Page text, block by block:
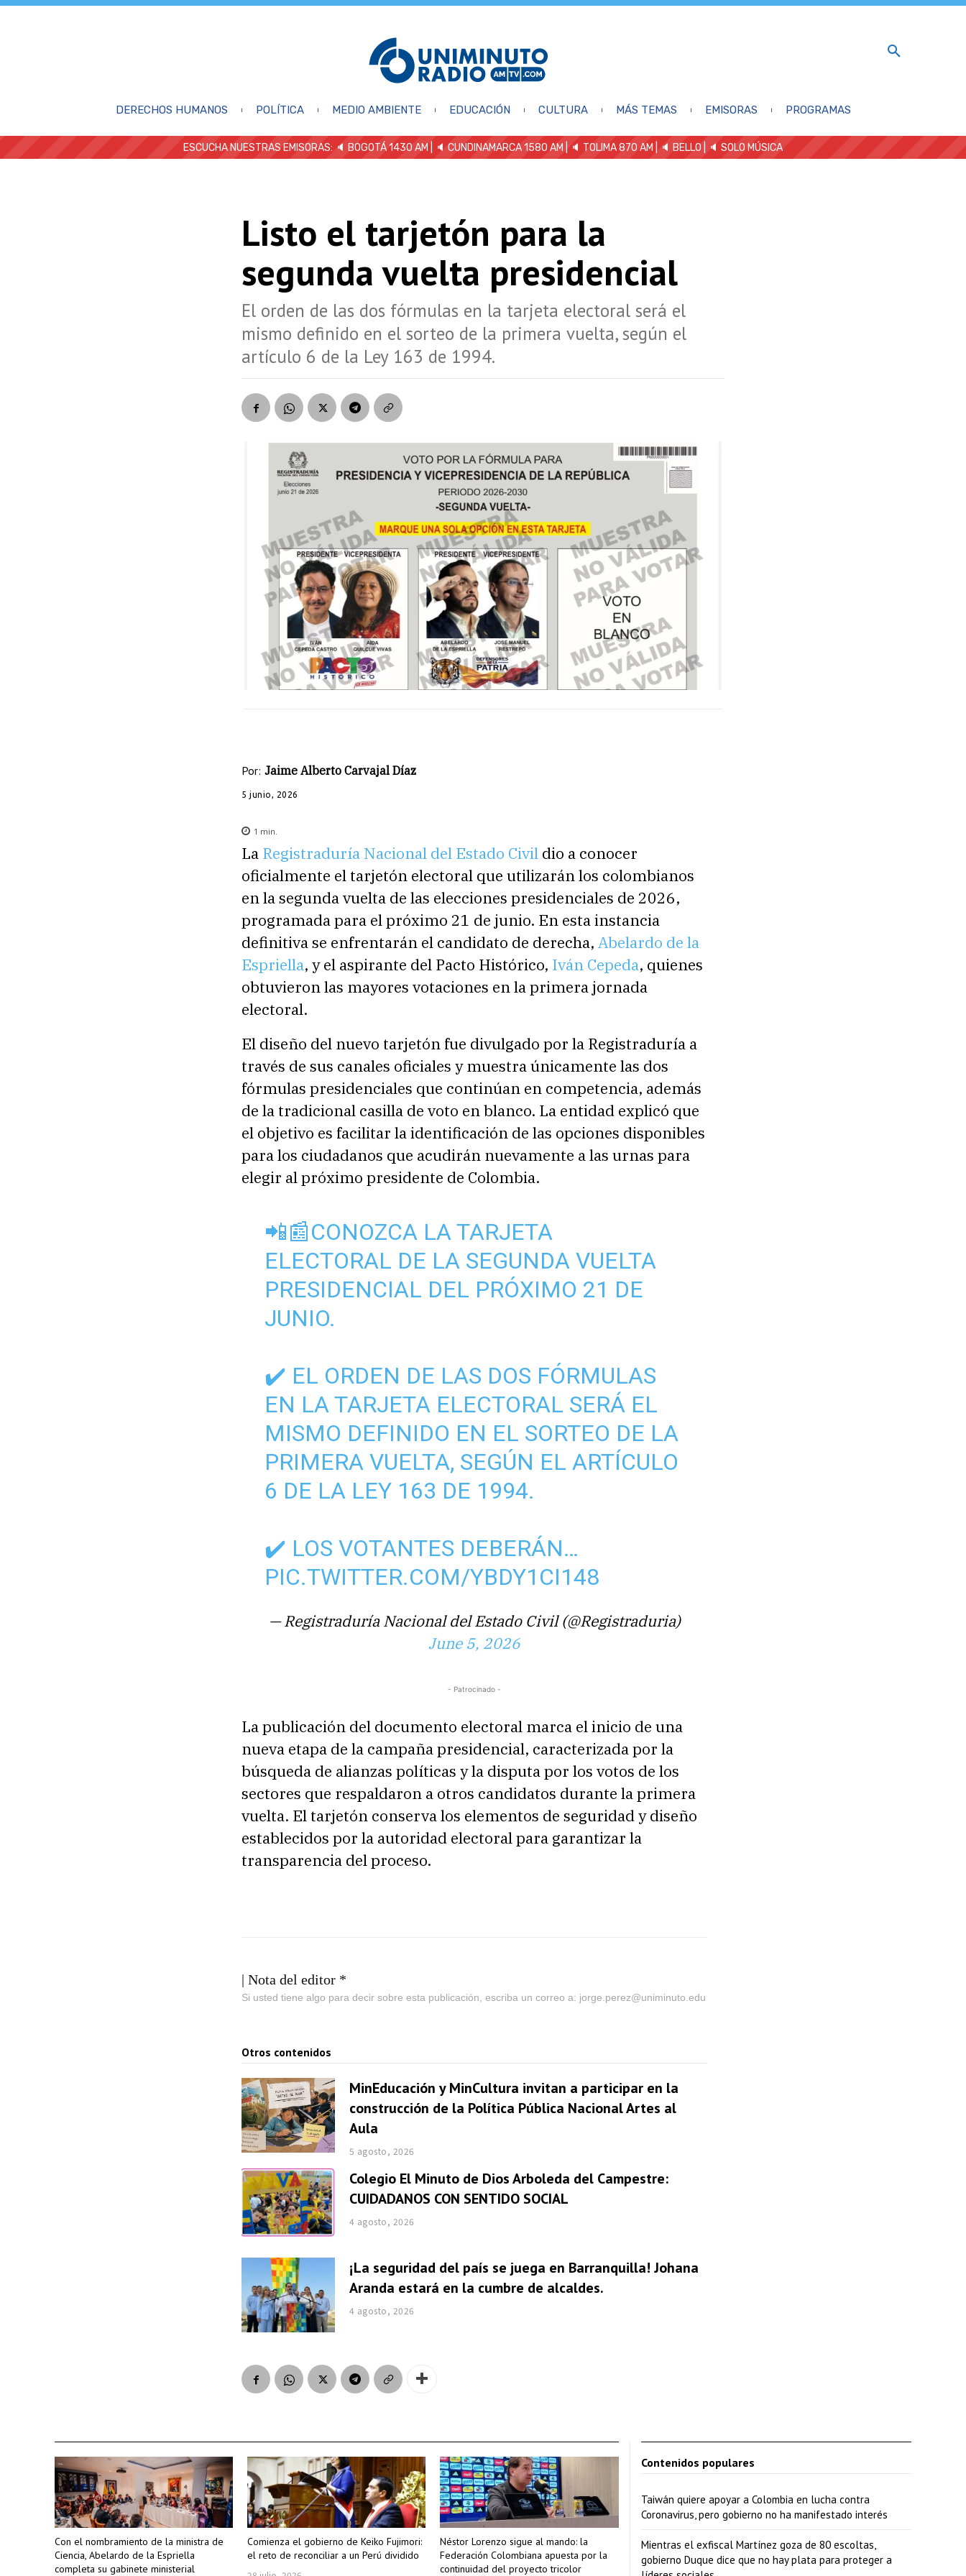
DERECHOS HUMANOS POLÍTICA MEDIO AMBIENTE EDUCACIÓN CULTURA MÁS TEMAS EMISORAS PROGRAMAS
ESCUCHA NUESTRAS EMISORAS: 🔈 BOGOTÁ 1430 AM | 🔈 CUNDINAMARCA 1580 AM | 🔈 TOLIMA 870 AM | 🔈 BELLO 🔈 SOLO MÚSICA
Listo el tarjetón para la
segunda vuelta presidencial
El orden de las dos fórmulas en la tarjeta electoral será el
mismo definido en el sorteo de la primera vuelta, según el
artículo 6 de la Ley 163 de 1994.
Por: Jaime Alberto Carvajal Díaz
5 junio, 2026
1 min.
La Registraduría Nacional del Estado Civil dio a conocer
oficialmente el tarjetón electoral que utilizarán los colombianos
en la segunda vuelta de las elecciones presidenciales de 2026,
programada para el próximo 21 de junio. En esta instancia
definitiva se enfrentarán el candidato de derecha, Abelardo de la
Espriella, y el aspirante del Pacto Histórico, Iván Cepeda, quienes
obtuvieron las mayores votaciones en la primera jornada
electoral.
El diseño del nuevo tarjetón fue divulgado por la Registraduría a
través de sus canales oficiales y muestra únicamente las dos
fórmulas presidenciales que continúan en competencia, además
de la tradicional casilla de voto en blanco. La entidad explicó que
el objetivo es facilitar la identificación de las opciones disponibles
para los ciudadanos que acudirán nuevamente a las urnas para
elegir al próximo presidente de Colombia.
📲📰CONOZCA LA TARJETA
ELECTORAL DE LA SEGUNDA VUELTA
PRESIDENCIAL DEL PRÓXIMO 21 DE
JUNIO.
✔️ EL ORDEN DE LAS DOS FÓRMULAS
EN LA TARJETA ELECTORAL SERÁ EL
MISMO DEFINIDO EN EL SORTEO DE LA
PRIMERA VUELTA, SEGÚN EL ARTÍCULO
6 DE LA LEY 163 DE 1994.
✔️ LOS VOTANTES DEBERÁN…
PIC.TWITTER.COM/YBDY1CI148
— Registraduría Nacional del Estado Civil (@Registraduria)
June 5, 2026
- Patrocinado -
La publicación del documento electoral marca el inicio de una
nueva etapa de la campaña presidencial, caracterizada por la
búsqueda de alianzas políticas y la disputa por los votos de los
sectores que respaldaron a otros candidatos durante la primera
vuelta. El tarjetón conserva los elementos de seguridad y diseño
establecidos por la autoridad electoral para garantizar la
transparencia del proceso.
| Nota del editor *
Si usted tiene algo para decir sobre esta publicación, escriba un correo a: jorge.perez@uniminuto.edu
Otros contenidos
MinEducación y MinCultura invitan a participar en la
construcción de la Política Pública Nacional Artes al
Aula
5 agosto, 2026
Colegio El Minuto de Dios Arboleda del Campestre:
CUIDADANOS CON SENTIDO SOCIAL
4 agosto, 2026
¡La seguridad del país se juega en Barranquilla! Johana
Aranda estará en la cumbre de alcaldes.
4 agosto, 2026
Con el nombramiento de la ministra de
Ciencia, Abelardo de la Espriella
completa su gabinete ministerial
Comienza el gobierno de Keiko Fujimori:
el reto de reconciliar a un Perú dividido
Néstor Lorenzo sigue al mando: la
Federación Colombiana apuesta por la
continuidad del proyecto tricolor
Contenidos populares
Taiwán quiere apoyar a Colombia en lucha contra
Coronavirus, pero gobierno no ha manifestado interés
Mientras el exfiscal Martínez goza de 80 escoltas,
gobierno Duque dice que no hay plata para proteger a